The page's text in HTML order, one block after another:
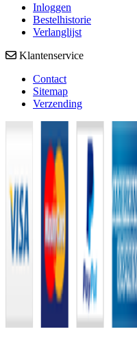
Inloggen
Bestelhistorie
Verlanglijst
Klantenservice
Contact
Sitemap
Verzending